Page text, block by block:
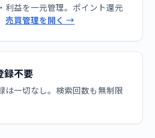
利益を一元管理。ポイント還元
売買管理を開く →
録不要
は一切なし。検索回数も無制限